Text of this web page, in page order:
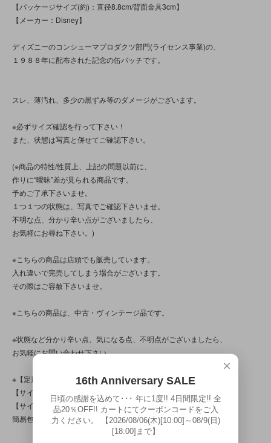
【パッケージサイズ(約)：直径8.8cm/背面金具3cm】
【メーカー：Disney】
ディズニーのコンシューマプロダクツ部門(ライセンス事業)の、
１９８８年に配布された記念の缶バッチです。
スレ、薄汚れ、多少の黒ずみ等のダメージがございます。
※必ずサイズ確認を行って下さい！
また、状態は写真と併せてご確認下さい。
(※商品の特性/性質上、上記の問題以前に、
作りに“曖昧”差が見られる商品です。
予めご了承下さいませ。
１つ１つの状態は、写真でご確認下さいませ。
不明な点、分かり辛い点がございましたら、
お気軽にお尋ね下さい。)
※こちらの商品は店頭でも販売しています。
入れ違いで完売してしまう場合がございます。
その際はご容赦下さいませ。
※こちらの商品は、中古・ヴィンテージ品です。
※状態など分かり辛い点、気になる点、不明点がございましたら、
お気軽にお問い合わせ下さい。
※【定形外対応商品】で【限界個数】は【5個/点】です。
【サイズ規格内(140～380円)】商品ですが、組み合わせによって
【サイズ規格外(220～500円)】になる可能性もございます。
簡易包装です。
×
16th Anniversary SALE
日頃の感謝を込めて･･･ 年に1度!! 4日間限定!! 全
品20％OFF!! カートにてクーポンコードをご入
力ください。 【2026/08/06(木)[10:00]～08/9(日)
[18:00]まで】